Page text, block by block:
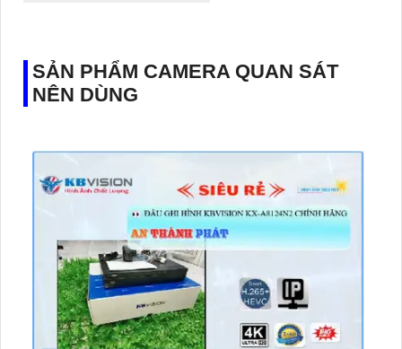
SẢN PHẨM CAMERA QUAN SÁT
NÊN DÙNG